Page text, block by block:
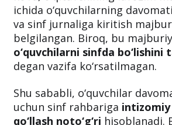
Maktabgacha va maktab
2023-yil 20-dekabrdagi 565-
ko‘ra, o‘qituvchining lavozim
ichida o‘quvchilarning
va sinf jurnaliga kiritish
o‘quvchilarni sinfda bo‘lishini
degan vazifa ko‘rsatilmagan.